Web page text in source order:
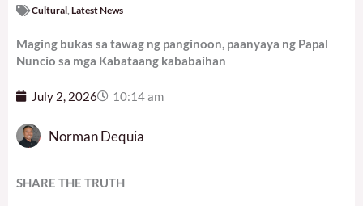
Cultural Latest News
Maging bukas sa tawag ng panginoon, paanyaya ng Papal
Nuncio sa mga Kabataang kababaihan
July 2, 2026 10:14 am
Norman Dequia
SHARE THE TRUTH